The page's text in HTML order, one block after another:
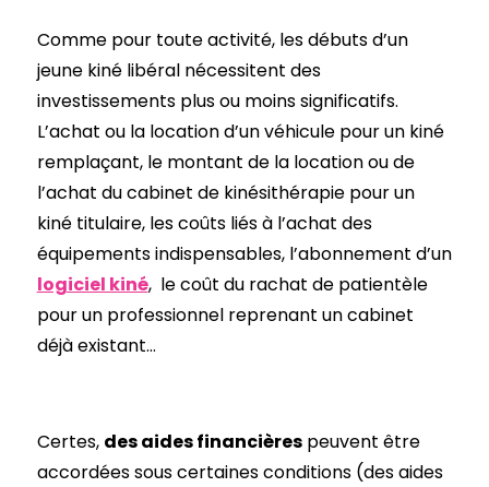
Comme pour toute activité, les débuts d’un
jeune kiné libéral nécessitent des
investissements plus ou moins significatifs.
L’achat ou la location d’un véhicule pour un kiné
remplaçant, le montant de la location ou de
l’achat du cabinet de kinésithérapie pour un
kiné titulaire, les coûts liés à l’achat des
équipements indispensables, l’abonnement d’un
logiciel kiné, le coût du rachat de patientèle
pour un professionnel reprenant un cabinet
déjà existant…
Certes, des aides financièrespeuvent être
accordées sous certaines conditions (des aides